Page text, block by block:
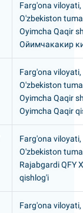
Farg'ona viloyati,
O'zbekiston
Oyimcha Qaqir
Ойимчакакир
Farg'ona viloyati,
O'zbekiston
Oyimcha Qaqir
Oyimcha Qaqir
Farg'ona viloyati,
O'zbekiston
Rajabgardi QFY
qishlog'i
Farg'ona viloyati,